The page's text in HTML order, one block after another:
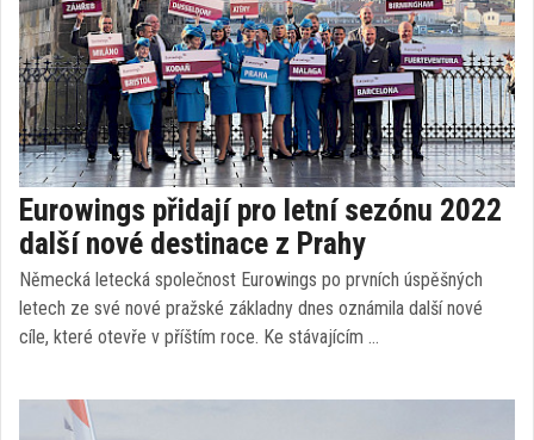
Eurowings přidají pro letní sezónu 2022
další nové destinace z Prahy
Německá letecká společnost Eurowings po prvních úspěšných
letech ze své nové pražské základny dnes oznámila další nové
cíle, které otevře v příštím roce. Ke stávajícím …